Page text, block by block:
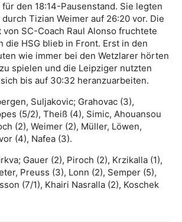
den 18:14-Pausenstand. Sie legten
Tizian Weimer auf 26:20 vor. Die
SC-Coach Raul Alonso fruchtete
die HSG blieb in Front. Erst in den
wie immer bei den Wetzlarer hörten
spielen und die Leipziger nutzten
bis auf 30:32 heranzuarbeiten.
Suljakovic; Grahovac (3),
(5/2), Theiß (4), Simic, Ahouansou
(2), Weimer (2), Müller, Löwen,
(4), Nafea (3).
Gauer (2), Piroch (2), Krzikalla (1),
Preuss (3), Lonn (2), Semper (5),
(7/1), Khairi Nasralla (2), Koschek